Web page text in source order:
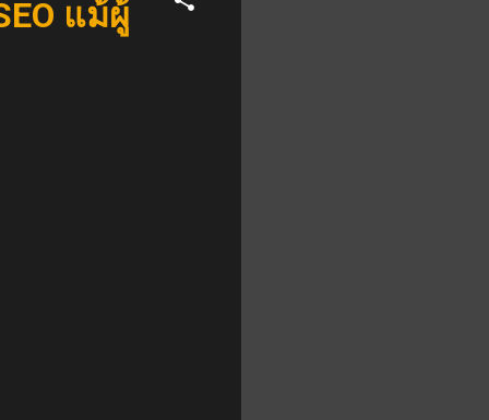
แม้ผู้